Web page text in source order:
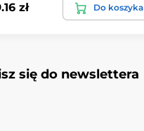
zł Do koszyka
się do newslettera